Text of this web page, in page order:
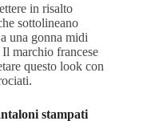
in risalto
sottolineano
una gonna midi
marchio francese
questo look con
stampati